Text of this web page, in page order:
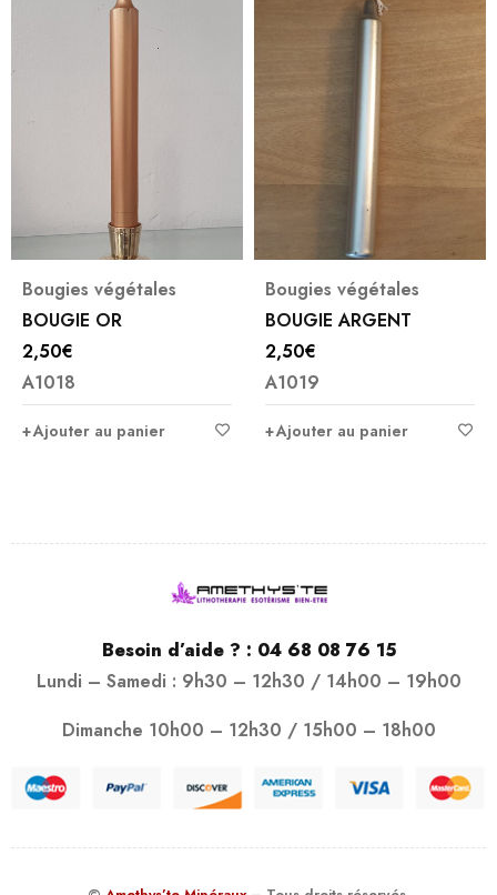
Bougies végétales
BOUGIE OR
2,50€
A1018
Ajouter au panier
Bougies végétales
BOUGIE ARGENT
2,50€
A1019
Ajouter au panier
Besoin d’aide ? : 04 68 08 76 15
Lundi – Samedi : 9h30 – 12h30 / 14h00 – 19h00
Dimanche 10h00 – 12h30 / 15h00 – 18h00